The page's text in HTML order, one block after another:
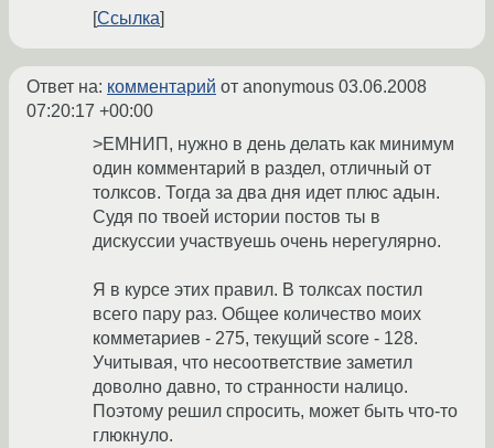
Ссылка
Ответ на: комментарий от anonymous 03.06.2008
07:20:17 +00:00
>ЕМНИП, нужно в день делать как минимум
один комментарий в раздел, отличный от
толксов. Тогда за два дня идет плюс адын.
Судя по твоей истории постов ты в
дискуссии участвуешь очень нерегулярно.
Я в курсе этих правил. В толксах постил
всего пару раз. Общее количество моих
комметариев - 275, текущий score - 128.
Учитывая, что несоответствие заметил
доволно давно, то странности налицо.
Поэтому решил спросить, может быть что-то
глюкнуло.